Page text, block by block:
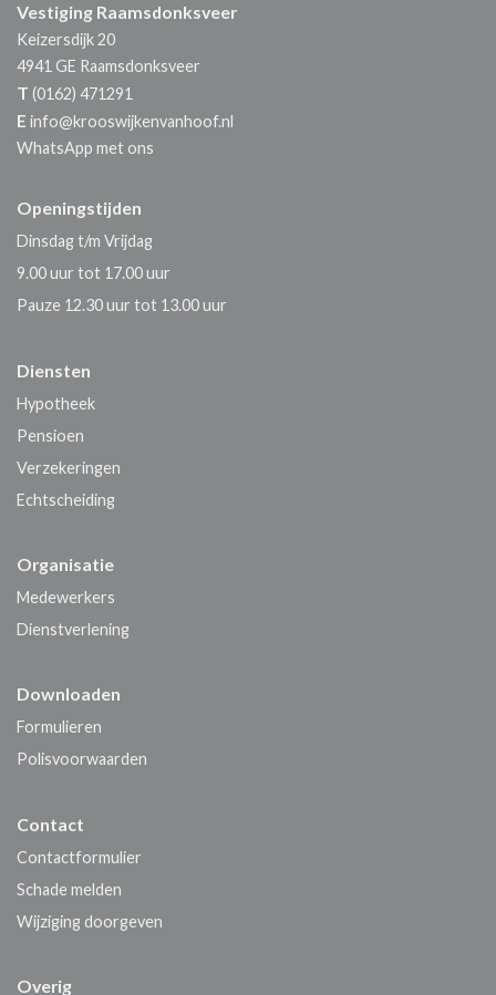
Vestiging Raamsdonksveer
Keizersdijk 20
4941 GE Raamsdonksveer
T (0162) 471291
E info@krooswijkenvanhoof.nl
WhatsApp met ons
Openingstijden
Dinsdag t/m Vrijdag
9.00 uur tot 17.00 uur
Pauze 12.30 uur tot 13.00 uur
Diensten
Hypotheek
Pensioen
Verzekeringen
Echtscheiding
Organisatie
Medewerkers
Dienstverlening
Downloaden
Formulieren
Polisvoorwaarden
Contact
Contactformulier
Schade melden
Wijziging doorgeven
Overig